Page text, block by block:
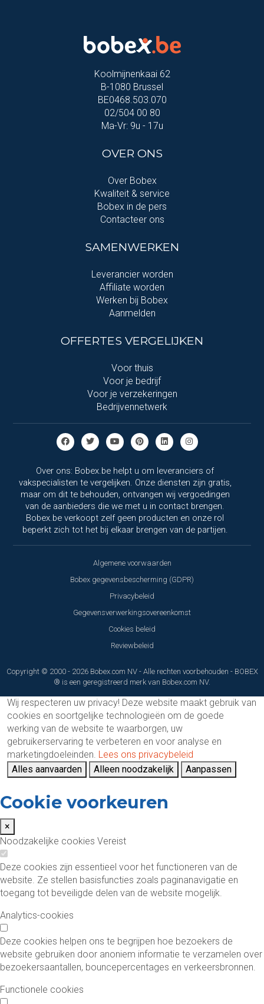
Koolmijnenkaai 62
B-1080 Brussel
BE0468.503.070
02/504 00 80
Ma-Vr: 9u - 17u
OVER ONS
Over Bobex
Kwaliteit & service
Bobex in de pers
Contacteer ons
SAMENWERKEN
Leverancier worden
Affiliate worden
Werken bij Bobex
Aanmelden
OFFERTES VERGELIJKEN
Voor thuis
Voor je bedrijf
Voor je verzekeringen
Bedrijvennetwerk
Over ons: Bobex.be helpt u om leveranciers of
vakspecialisten te vergelijken. Onze diensten zijn gratis,
maar om dit te behouden, ontvangen wij vergoedingen
van de aanbieders die we met u in contact brengen.
Bobex.be verkoopt zelf geen producten en onze rol
beperkt zich tot het bij elkaar brengen van de partijen.
Algemene voorwaarden
Bobex gegevensbescherming (GDPR)
Privacybeleid
Gegevensverwerkingsovereenkomst
Cookies beleid
Reviewbeleid
Copyright © 2000 - 2026 Bobex.com NV - Alle rechten voorbehouden - BOBEX
® is een geregistreerd merk van Bobex.com NV.
Wij respecteren uw privacy! Deze website maakt gebruik van
cookies en soortgelijke technologieën om de goede
werking van de website te waarborgen, uw
gebruikerservaring te verbeteren en voor analyse en
marketingdoeleinden. Lees ons privacybeleid
Alles aanvaarden
Alleen noodzakelijk Aanpassen
Cookie voorkeuren
×
Noodzakelijke cookies Vereist
Deze cookies zijn essentieel voor het functioneren van de
website. Ze stellen basisfuncties zoals paginanavigatie en
toegang tot beveiligde delen van de website mogelijk.
Analytics-cookies
Deze cookies helpen ons te begrijpen hoe bezoekers de
website gebruiken door anoniem informatie te verzamelen over
bezoekersaantallen, bouncepercentages en verkeersbronnen.
Functionele cookies